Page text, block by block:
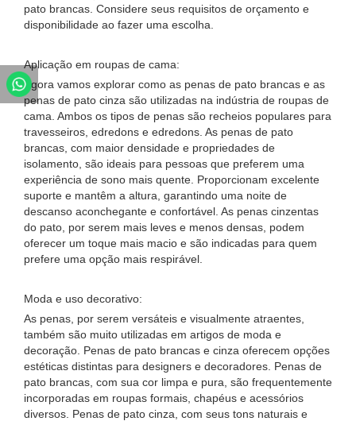
pato brancas. Considere seus requisitos de orçamento e
disponibilidade ao fazer uma escolha.
Aplicação em roupas de cama:
Agora vamos explorar como as penas de pato brancas e as
penas de pato cinza são utilizadas na indústria de roupas de
cama. Ambos os tipos de penas são recheios populares para
travesseiros, edredons e edredons. As penas de pato
brancas, com maior densidade e propriedades de
isolamento, são ideais para pessoas que preferem uma
experiência de sono mais quente. Proporcionam excelente
suporte e mantêm a altura, garantindo uma noite de
descanso aconchegante e confortável. As penas cinzentas
do pato, por serem mais leves e menos densas, podem
oferecer um toque mais macio e são indicadas para quem
prefere uma opção mais respirável.
Moda e uso decorativo:
As penas, por serem versáteis e visualmente atraentes,
também são muito utilizadas em artigos de moda e
decoração. Penas de pato brancas e cinza oferecem opções
estéticas distintas para designers e decoradores. Penas de
pato brancas, com sua cor limpa e pura, são frequentemente
incorporadas em roupas formais, chapéus e acessórios
diversos. Penas de pato cinza, com seus tons naturais e